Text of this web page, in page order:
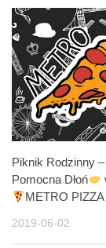
Piknik Rodzinny –
Pomocna Dłoń
METRO PIZZA
2019-06-02